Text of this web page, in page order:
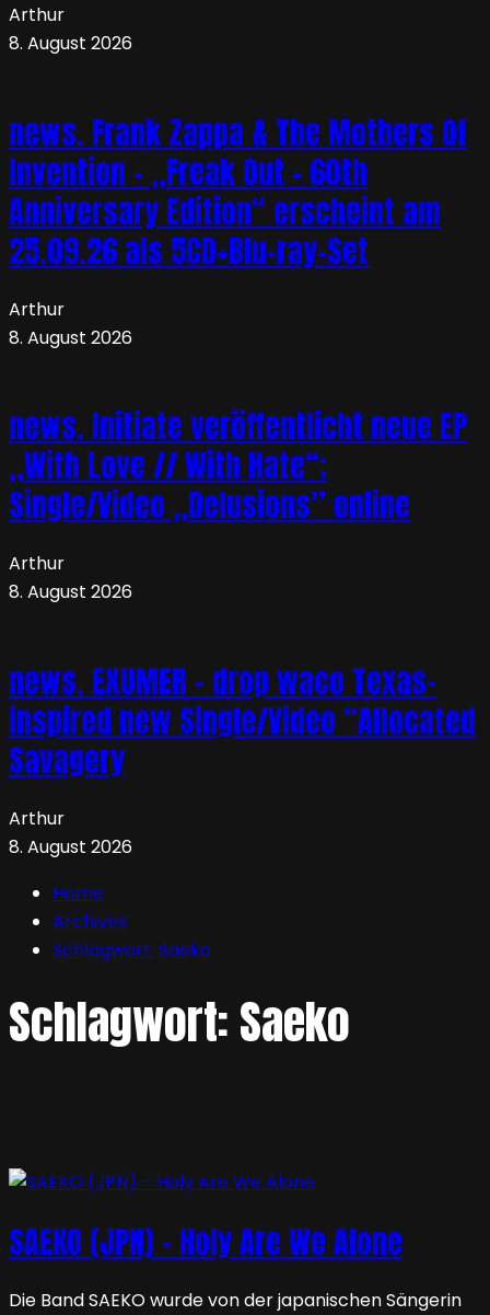
Arthur
8. August 2026
news. Frank Zappa & The Mothers Of
Invention – „Freak Out – 60th
Anniversary Edition“ erscheint am
25.09.26 als 5CD+Blu-ray-Set
Arthur
8. August 2026
news. Initiate veröffentlicht neue EP
„With Love // With Hate“;
Single/Video „Delusions” online
Arthur
8. August 2026
news. EXUMER – drop waco Texas-
inspired new Single/Video “Allocated
Savagery
Arthur
8. August 2026
Home
Archives
Schlagwort: Saeko
Schlagwort:Saeko
SAEKO (JPN) – Holy Are We Alone
Die Band SAEKO wurde von der japanischen Sängerin